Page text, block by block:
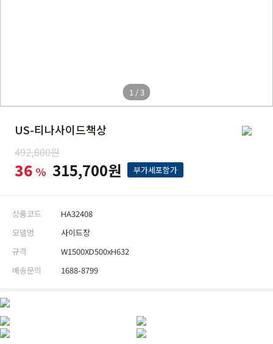
1 / 3
US-티나사이드책상
492,800원
36 % 315,700원 부가세포함가
상품코드
HA32408
모델명
사이드장
규격
W1500XD500xH632
배송문의
1688-8799